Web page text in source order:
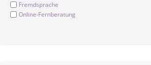
Fremdsprache
Online-Fernberatung